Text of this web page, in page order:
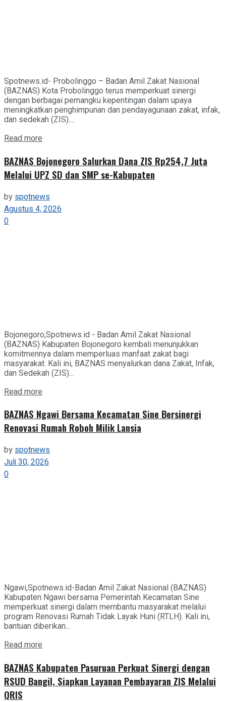
Spotnews.id- Probolinggo – Badan Amil Zakat Nasional
(BAZNAS) Kota Probolinggo terus memperkuat sinergi
dengan berbagai pemangku kepentingan dalam upaya
meningkatkan penghimpunan dan pendayagunaan zakat, infak,
dan sedekah (ZIS)....
Read more
BAZNAS Bojonegoro Salurkan Dana ZIS Rp254,7 Juta
Melalui UPZ SD dan SMP se-Kabupaten
by spotnews
Agustus 4, 2026
0
Bojonegoro,Spotnews.id - Badan Amil Zakat Nasional
(BAZNAS) Kabupaten Bojonegoro kembali menunjukkan
komitmennya dalam memperluas manfaat zakat bagi
masyarakat. Kali ini, BAZNAS menyalurkan dana Zakat, Infak,
dan Sedekah (ZIS)...
Read more
BAZNAS Ngawi Bersama Kecamatan Sine Bersinergi
Renovasi Rumah Roboh Milik Lansia
byspotnews
Juli 30, 2026
0
Ngawi,Spotnews.id-Badan Amil Zakat Nasional (BAZNAS)
Kabupaten Ngawi bersama Pemerintah Kecamatan Sine
memperkuat sinergi dalam membantu masyarakat melalui
program Renovasi Rumah Tidak Layak Huni (RTLH). Kali ini,
bantuan diberikan...
Read more
BAZNAS Kabupaten Pasuruan Perkuat Sinergi dengan
RSUD Bangil, Siapkan Layanan Pembayaran ZIS Melalui
QRIS